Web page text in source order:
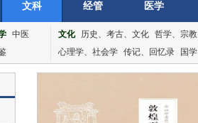
文科 经管 医学
中医
文化 历史、考古、文化 哲学、宗教
心理学、社会学 传记、回忆录 国学